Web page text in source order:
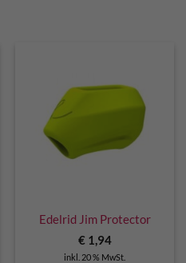
Edelrid Jim Protector
€1,94
inkl. 20 % MwSt.